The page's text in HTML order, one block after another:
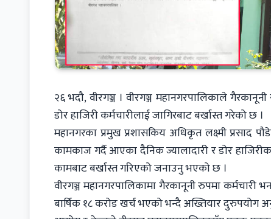
२६ भदौ, वीरगञ्ज । वीरगञ्ज महानगरपालिकाले
डोर हाजिरी कर्मचारीलाई जागिरबाट बर्खास्त गरेको छ ।
महानगरका प्रमुख प्रशासकिय अधिकृत लक्ष्मी प्रसाद
कामकाज गर्दै आएका दैनिक ज्यालादारी र डोर
कामबाट बर्खास्त गरिएको जनाउनु भएको छ ।
वीरगञ्ज महानगरपालिकामा गैरकानूनी रुपमा कर्मचारी
बार्षिक १८ करोड खर्च भएको भन्दै अख्तियार दुरुपयोग